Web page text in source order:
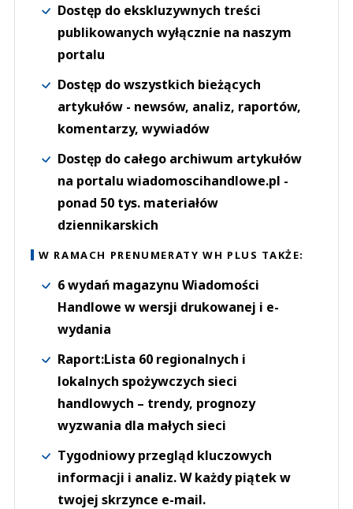
Dostęp do ekskluzywnych treści
publikowanych wyłącznie na naszym
portalu
Dostęp do wszystkich bieżących
artykułów - newsów, analiz, raportów,
komentarzy, wywiadów
Dostęp do całego archiwum artykułów
na portalu wiadomoscihandlowe.pl -
ponad 50 tys. materiałów
dziennikarskich
W RAMACH PRENUMERATY WH PLUS TAKŻE:
6 wydań magazynu Wiadomości
Handlowe w wersji drukowanej i e-
wydania
Raport:Lista 60 regionalnych i
lokalnych spożywczych sieci
handlowych – trendy, prognozy
wyzwania dla małych sieci
Tygodniowy przegląd kluczowych
informacji i analiz. W każdy piątek w
twojej skrzynce e-mail.